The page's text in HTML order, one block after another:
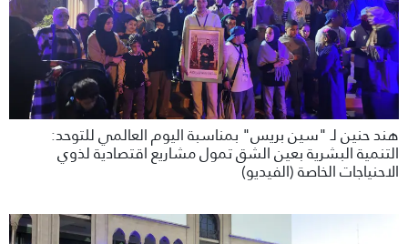
هند حنين لـ "سين بريس" بمناسبة اليوم العالمي للتوحد:
التنمية البشرية بعين الشق تمول مشاريع اقتصادية لذوي
الاحنياجات الخاصة (الفيديو)